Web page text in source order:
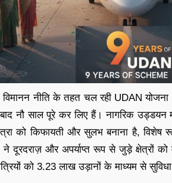
विमानन नीति के तहत चल रही UDAN
नौ साल पूरे कर लिए हैं। नागरिक उड्डयन
को किफायती और सुलभ बनाना है, विशेष
ने दूरदराज़ और अपर्याप्त रूप से जुड़े क्षेत्रों
को 3.23 लाख उड़ानों के माध्यम से सुविधा